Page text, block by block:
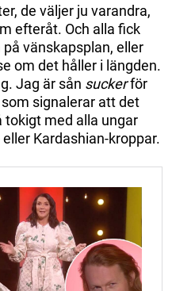
de väljer ju varandra,
efteråt. Och alla fick
vänskapsplan, eller
om det håller i längden.
Jag är sån suckerför
signalerar att det
tokigt med alla ungar
Kardashian-kroppar.